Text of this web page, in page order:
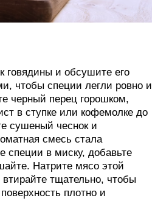
говядины и обсушите его
чтобы специи легли ровно и
черный перец горошком,
в ступке или кофемолке до
сушеный чеснок и
смесь стала
специи в миску, добавьте
Натрите мясо этой
тщательно, чтобы
плотно и